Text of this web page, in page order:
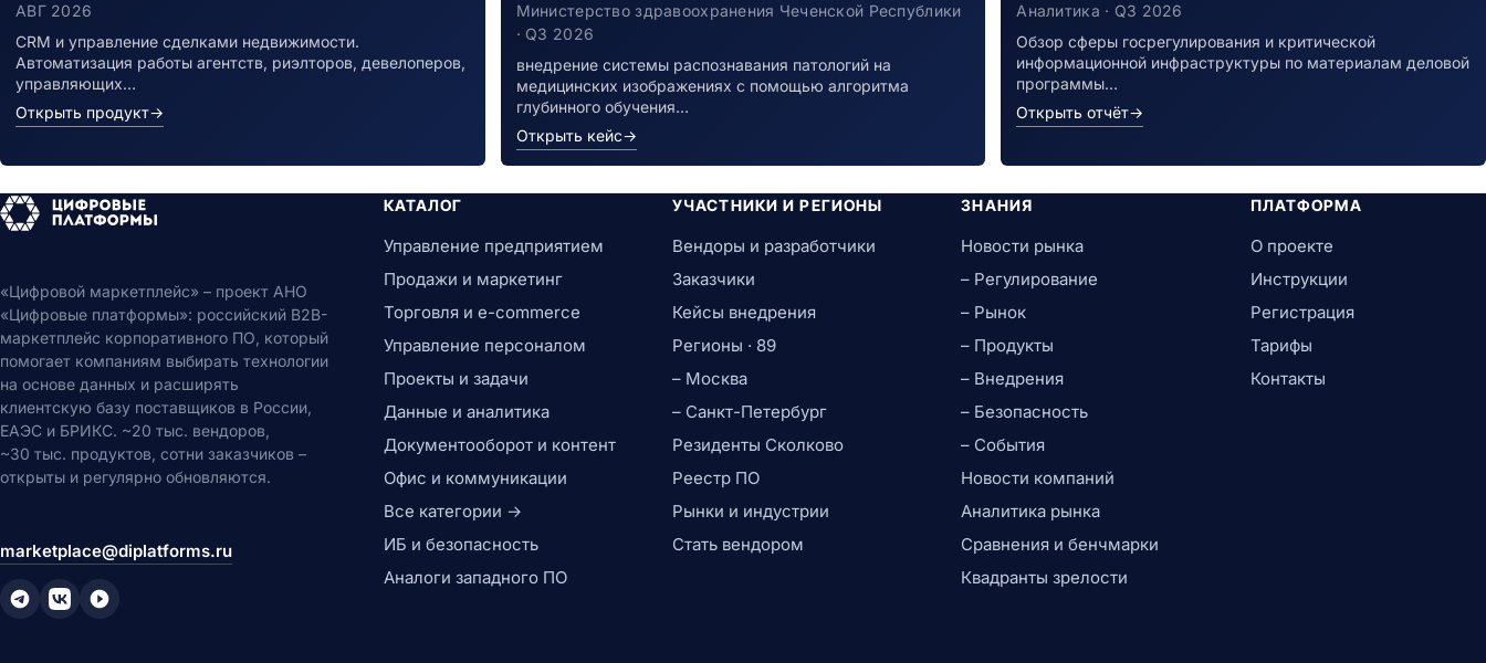
АВГ 2026
CRM и управление сделками недвижимости.
Автоматизация работы агентств, риэлторов, девелоперов,
управляющих…
Открыть продукт→
Министерство здравоохранения Чеченской Республики
· Q3 2026
внедрение системы распознавания патологий на
медицинских изображениях с помощью алгоритма
глубинного обучения…
Открыть кейс→
Аналитика · Q3 2026
Обзор сферы госрегулирования и критической
информационной инфраструктуры по материалам деловой
программы…
Открыть отчёт→
«Цифровой маркетплейс» – проект АНО
«Цифровые платформы»: российский B2B-
маркетплейс корпоративного ПО, который
помогает компаниям выбирать технологии
на основе данных и расширять
клиентскую базу поставщиков в России,
ЕАЭС и БРИКС. ~20 тыс. вендоров,
~30 тыс. продуктов, сотни заказчиков –
открыты и регулярно обновляются.
marketplace@diplatforms.ru
КАТАЛОГ
Управление предприятием
Продажи и маркетинг
Торговля и e-commerce
Управление персоналом
Проекты и задачи
Данные и аналитика
Документооборот и контент
Офис и коммуникации
Все категории →
ИБ и безопасность
Аналоги западного ПО
УЧАСТНИКИ И РЕГИОНЫ
Вендоры и разработчики
Заказчики
Кейсы внедрения
Регионы · 89
– Москва
– Санкт-Петербург
Резиденты Сколково
Реестр ПО
Рынки и индустрии
Стать вендором
ЗНАНИЯ
Новости рынка
– Регулирование
– Рынок
– Продукты
– Внедрения
– Безопасность
– События
Новости компаний
Аналитика рынка
Сравнения и бенчмарки
Квадранты зрелости
ПЛАТФОРМА
О проекте
Инструкции
Регистрация
Тарифы
Контакты